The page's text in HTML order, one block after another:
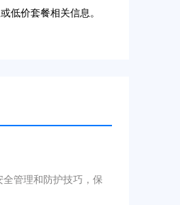
低价套餐相关信息。
管理和防护技巧，保